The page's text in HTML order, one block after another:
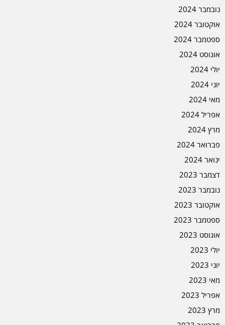
נובמבר 2024
אוקטובר 2024
ספטמבר 2024
אוגוסט 2024
יולי 2024
יוני 2024
מאי 2024
אפריל 2024
מרץ 2024
פברואר 2024
ינואר 2024
דצמבר 2023
נובמבר 2023
אוקטובר 2023
ספטמבר 2023
אוגוסט 2023
יולי 2023
יוני 2023
מאי 2023
אפריל 2023
מרץ 2023